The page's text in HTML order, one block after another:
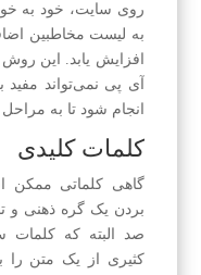
روی سایت، خود به
به لیست مخاطبین
افزایش یابد. این روش
آی پی نمی‌تواند
انجام شود تا به مراحل
کلمات کلیدی
گاهی کلماتی ممکن
بردن یک گره ذهنی و
صد البته که کلمات
کثیری از یک متن را